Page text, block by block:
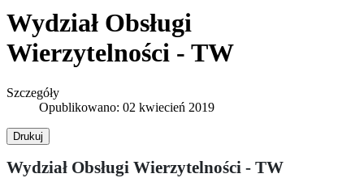
Wydział Obsługi
Wierzytelności - TW
Szczegóły
Opublikowano: 02 kwiecień 2019
Drukuj
Wydział Obsługi Wierzytelności - TW